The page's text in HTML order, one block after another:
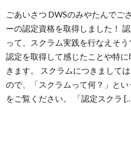
ごあいさつ DWSのみやたんでご
ーの認定資格を取得しました！
って、スクラム実践を行なえそ
認定を取得して感じたことや特
きます。 スクラムにつきまして
ので、「スクラムって何？」と
をご覧ください。 「認定スクラ